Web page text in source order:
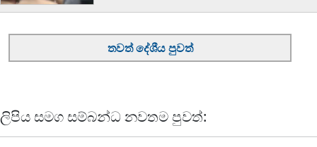
තවත් දේශීය පුවත්
ලිපිය සමග සම්බන්ධ නවතම පුවත්: